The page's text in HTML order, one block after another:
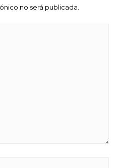
no será publicada.